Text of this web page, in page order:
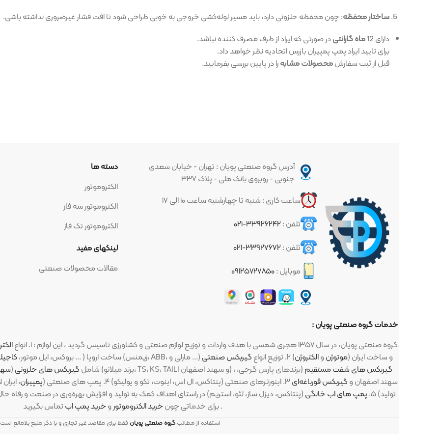
ساختار محفظه: چون محفظه حلزونی دارد، باید مسیر لوله‌کشی خروجی به خوبی طراحی شود تا افت فشار غیرضروری نداشته باشی.
ماه گارانتیدر صورتی که ایراد از طرف مصرف کننده نباشد.
برای تایید ایراد پمپ پمپیران بازرس اتحادیه نظر خواهد داد.
قبل از ثبت سفارشمحصولات مشابهرا در پایین بررسی بفرمایید.
آدرس گروه صنعتی پویان : تهران - خیابان سعدی
جنوبی - روبروی بانک ملی - پلاک ۳۳۷
ساعت کاری : شنبه تا چهارشنبه ساعت ۱۰ الی ۱۷
تلفن :
۳۳۹۲۶۲۴۲-۰۲۱
تلفن :
۳۳۹۲۷۶۷۲-۰۲۱
۰۹۱۲۵۷۲۷۸۵۰
دسته ها
الکتروموتور سه فاز
الکتروموتور تک فاز
لینکهای مفید
مقالات محصولات صنعتی
خدمات گروه صنعتی پویان :
گروه صنعتی پویان، در سال ۱۳۵۷ هجری شمسی با هدف واردات و توزیع لوازم صنعتی و کشاورزی تاسیس گردید ، این لوازم : ۱. انواع
(PM، بروکس، ایل موتور،کاجیلی،ارسم و ... ) ساخت اروپا (زیمنس، ABB، مارلی و ...) و ساخت ایران (موتوژنوالکتروژن) ۲. توزیع انواع
گیربکس صنعتی
شاملگیربکس های حلزونی(سهند اصفهان، (برند میلانو، TS، KS، TAILI و سهند اصفهان) ، گیربکس های شفت مستقیم(برندهای پارس گرجی،
رضایت،
SN سهند اصفهان وگیربکس قورباغه‌ای۳. اینورترهای صنعتی (پنتاکس، ال اس، اینوت، تکو و یولیکو) ۴. پمپ های صنعتی ( پمپیران، ایران
پمپ های اب خانگی(پنتاکس، دیزل ساز، لئو، استریم) در راستای اهداف کمک به تولید و افزایش بهره‌وری در صنعت و رفاه حال
برای خدماتی چونخرید الکتروموتوروخرید پمپ اب
استفاده از مطالبگروه صنعتی پویانفقط برای مقاصد غیر تجاری و با ذکر منبع بلامانع است